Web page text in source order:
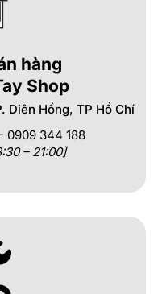
hàng
Shop
Diên Hồng, TP Hồ Chí
0909 344 188
– 21:00]